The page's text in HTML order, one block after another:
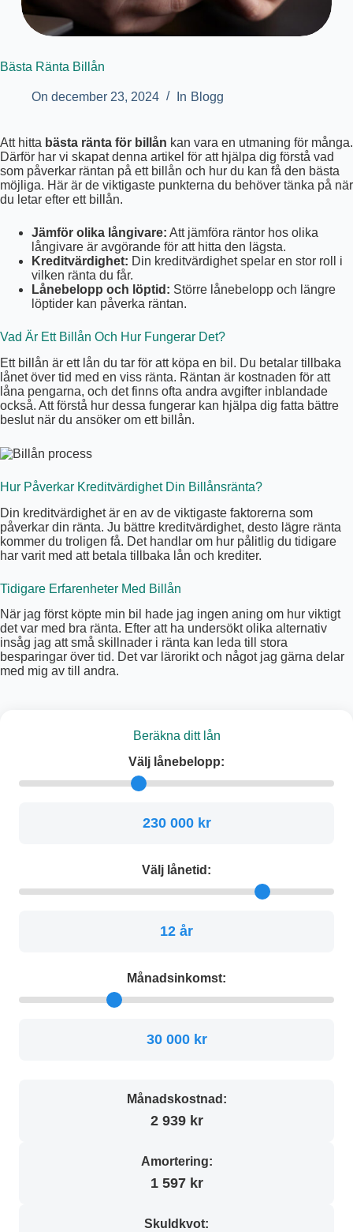
Bästa Ränta Billån
On december 23, 2024 In Blogg
Att hitta bästa ränta för billån kan vara en utmaning för många.
Därför har vi skapat denna artikel för att hjälpa dig förstå vad
som påverkar räntan på ett billån och hur du kan få den bästa
möjliga. Här är de viktigaste punkterna du behöver tänka på när
du letar efter ett billån.
Jämför olika långivare: Att jämföra räntor hos olika
långivare är avgörande för att hitta den lägsta.
Kreditvärdighet: Din kreditvärdighet spelar en stor roll i
vilken ränta du får.
Lånebelopp och löptid: Större lånebelopp och längre
löptider kan påverka räntan.
Vad Är Ett Billån Och Hur Fungerar Det?
Ett billån är ett lån du tar för att köpa en bil. Du betalar tillbaka
lånet över tid med en viss ränta. Räntan är kostnaden för att
låna pengarna, och det finns ofta andra avgifter inblandade
också. Att förstå hur dessa fungerar kan hjälpa dig fatta bättre
beslut när du ansöker om ett billån.
Hur Påverkar Kreditvärdighet Din Billånsränta?
Din kreditvärdighet är en av de viktigaste faktorerna som
påverkar din ränta. Ju bättre kreditvärdighet, desto lägre ränta
kommer du troligen få. Det handlar om hur pålitlig du tidigare
har varit med att betala tillbaka lån och krediter.
Tidigare Erfarenheter Med Billån
När jag först köpte min bil hade jag ingen aning om hur viktigt
det var med bra ränta. Efter att ha undersökt olika alternativ
insåg jag att små skillnader i ränta kan leda till stora
besparingar över tid. Det var lärorikt och något jag gärna delar
med mig av till andra.
Beräkna ditt lån
Välj lånebelopp:
230 000 kr
Välj lånetid:
12 år
Månadsinkomst:
30 000 kr
Månadskostnad:
2 939 kr
Amortering:
1 597 kr
Skuldkvot: